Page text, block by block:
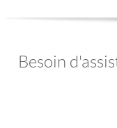
Besoin